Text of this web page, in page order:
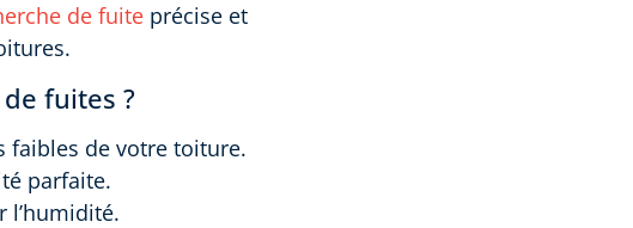
de fuite précise et
fuites ?
faibles de votre toiture.
parfaite.
l’humidité.